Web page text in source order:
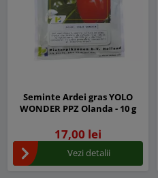
Seminte Ardei gras YOLO
WONDER PPZ Olanda - 10 g
17,00 lei
Vezi detalii